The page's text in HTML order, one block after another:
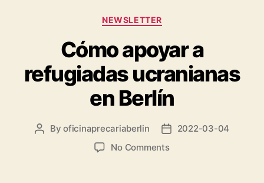
Categories
NEWSLETTER
Cómo apoyar a
refugiadas ucranianas
en Berlín
PostByoficinaprecariaberlin
Post2022-03-04
No Commentson